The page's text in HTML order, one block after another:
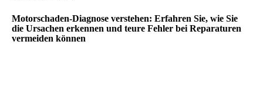
Motorschaden-Diagnose verstehen: Erfahren Sie, wie Sie
die Ursachen erkennen und teure Fehler bei Reparaturen
vermeiden können